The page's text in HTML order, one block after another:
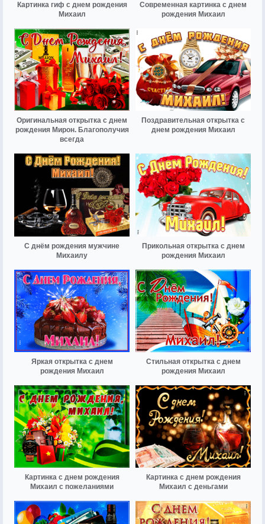
Картинка гиф с днем рождения
Михаил
Современная картинка с днем
рождения Михаил
Оригинальная открытка с днем
рождения Мирон. Благополучия
всегда
Поздравительная открытка с
днем рождения Михаил
С днём рождения мужчине
Михаилу
Прикольная открытка с днем
рождения Михаил
Яркая открытка с днем
рождения Михаил
Стильная открытка с днем
рождения Михаил
Картинка с днем рождения
Михаил с пожеланиями
Картинка с днем рождения
Михаил с деньгами